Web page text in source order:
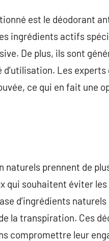
est le déodorant
ingrédients actifs
De plus, ils sont
Les
ce qui en fait une
prennent de
qui souhaitent éviter
d’ingrédients
la transpiration. Ces
compromettre leur